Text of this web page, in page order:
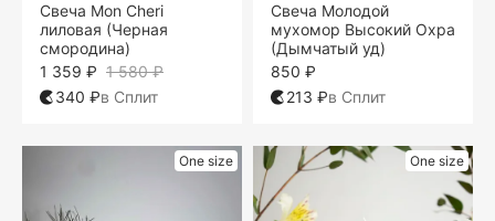
Свеча Mon Cheri
лиловая (Черная
смородина)
1 580 ₽
1 359 ₽
340 ₽в Сплит
Свеча Молодой
мухомор Высокий Охра
(Дымчатый уд)
850 ₽
213 ₽в Сплит
One size One size